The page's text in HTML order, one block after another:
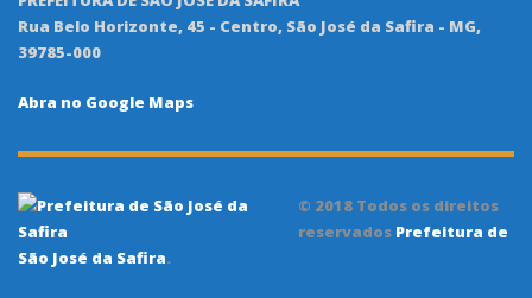
Rua Belo Horizonte, 45 - Centro, São José da Safira - MG,
39785-000
Abra no Google Maps
© 2018 Todos os direitos
reservados Prefeitura de
São José da Safira.